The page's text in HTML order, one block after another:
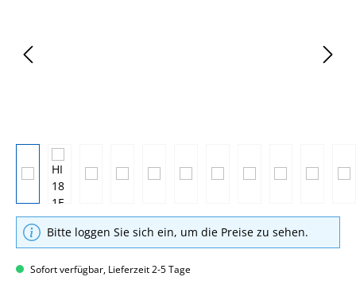
Bitte loggen Sie sich ein, um die Preise zu sehen.
Sofort verfügbar, Lieferzeit 2-5 Tage